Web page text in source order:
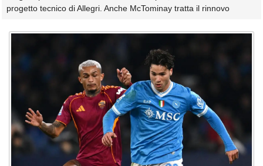
progetto tecnico di Allegri. Anche McTominay tratta il rinnovo